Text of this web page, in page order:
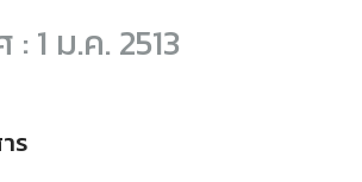
1 ม.ค. 2513
ร